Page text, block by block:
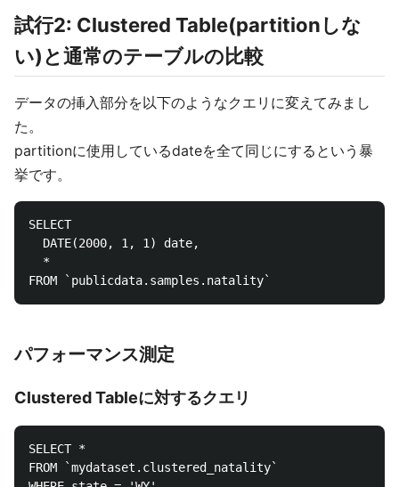
試行2: Clustered Table(partitionしな
い)と通常のテーブルの比較
データの挿入部分を以下のようなクエリに変えてみまし
た。
partitionに使用しているdateを全て同じにするという暴
挙です。
SELECT
  DATE(2000, 1, 1) date,
  *
パフォーマンス測定
Clustered Tableに対するクエリ
SELECT *
FROM `mydataset.clustered_natality`